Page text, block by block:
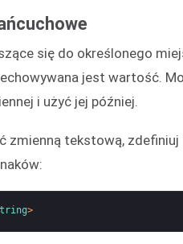
się do określonego
jest wartość.
i użyć jej później.
zmienną tekstową,
>